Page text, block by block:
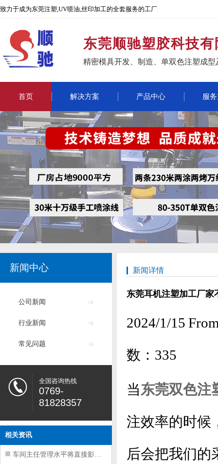
致力于成为东莞注塑,UV喷油,丝印加工的全套服务的工厂
东莞顺驰塑胶科技
精密模具开发、制造、单双色注塑成
首页 解决方案 产品中心 服
新闻中心
公司新闻
行业新闻
常见问题
全国咨询热线
0769-
81828357
相关资讯
车间主任管理水平将直接影响东莞注塑件
新闻详情
东莞耳机注塑加工厂家
2024/1/15
数： 335
当东莞双色注
注效率的时候
后会把我们的